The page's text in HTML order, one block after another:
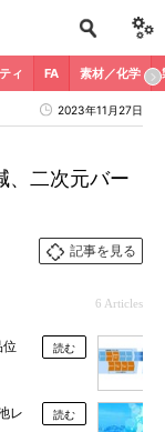
ィ FA 素材／化学
2023年11月27日
、二次元バー
記事を見る
6 Articles
読む
レ
読む